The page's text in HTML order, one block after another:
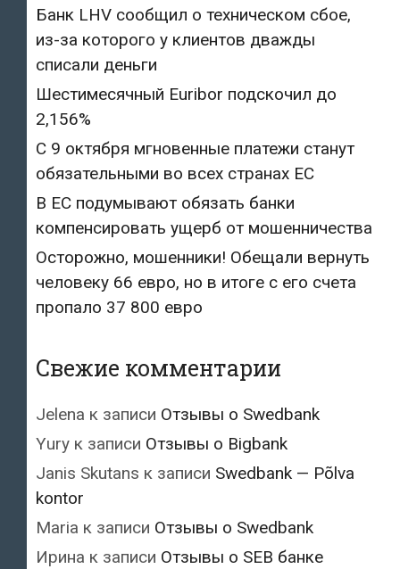
Банк LHV сообщил о техническом сбое,
из-за которого у клиентов дважды
списали деньги
Шестимесячный Euribor подскочил до
2,156%
С 9 октября мгновенные платежи станут
обязательными во всех странах ЕС
В ЕС подумывают обязать банки
компенсировать ущерб от мошенничества
Осторожно, мошенники! Обещали вернуть
человеку 66 евро, но в итоге с его счета
пропало 37 800 евро
Свежие комментарии
Jelena к записи Отзывы о Swedbank
Yury к записи Отзывы о Bigbank
Janis Skutans к записи Swedbank — Põlva
kontor
Maria к записи Отзывы о Swedbank
Ирина к записи Отзывы о SEB банке